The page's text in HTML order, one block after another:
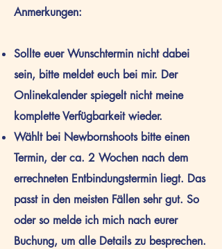
Anmerkungen:
Sollte euer Wunschtermin nicht dabei
sein, bitte meldet euch bei mir. Der
Onlinekalender spiegelt nicht meine
komplette Verfügbarkeit wieder.
Wählt bei Newbornshoots bitte einen
Termin, der ca. 2 Wochen nach dem
errechneten Entbindungstermin liegt. Das
passt in den meisten Fällen sehr gut. So
oder so melde ich mich nach eurer
Buchung, um alle Details zu besprechen.